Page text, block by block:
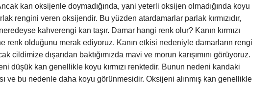
kan oksijenle doymadığında, yani yeterli oksijen olmadığında koyu
rengini veren oksijendir. Bu yüzden atardamarlar parlak kırmızıdır,
kahverengi kan taşır. Damar hangi renk olur? Kanın kırmızı
renk olduğunu merak ediyoruz. Kanın etkisi nedeniyle damarların rengi
cildimize dışarıdan baktığımızda mavi ve morun karışımını görüyoruz.
düşük kan genellikle koyu kırmızı renktedir. Bunun nedeni kandaki
ve bu nedenle daha koyu görünmesidir. Oksijeni alınmış kan genellikle